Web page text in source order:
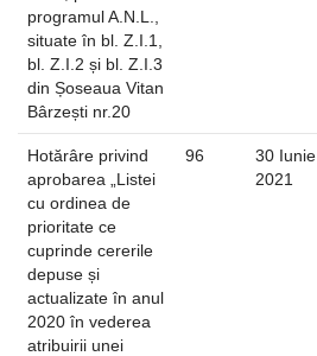
programul A.N.L.,
situate în bl. Z.I.1,
bl. Z.I.2 și bl. Z.I.3
din Șoseaua Vitan
Bârzești nr.20
Hotărâre privind
aprobarea „Listei
cu ordinea de
prioritate ce
cuprinde cererile
depuse și
actualizate în anul
2020 în vederea
atribuirii unei
96
30 Iunie
2021